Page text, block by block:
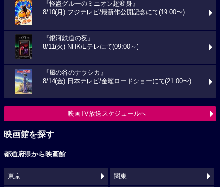
『怪盗グルーのミニオン超変身』
8/10(月) フジテレビ/最新作公開記念にて(19:00〜)
『銀河鉄道の夜』
8/11(火) NHK/Eテレにて(09:00～)
『風の谷のナウシカ』
8/14(金) 日本テレビ/金曜ロードショーにて(21:00〜)
映画TV放送スケジュールへ
映画館を探す
都道府県から映画館
東京 関東